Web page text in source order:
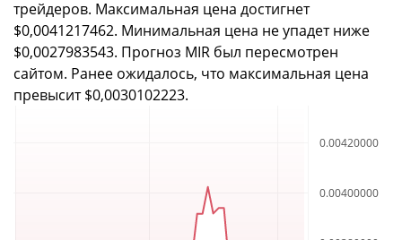
трейдеров. Максимальная цена достигнет
$0,0041217462. Минимальная цена не упадет ниже
$0,0027983543. Прогноз MIR был пересмотрен
сайтом. Ранее ожидалось, что максимальная цена
превысит $0,0030102223.